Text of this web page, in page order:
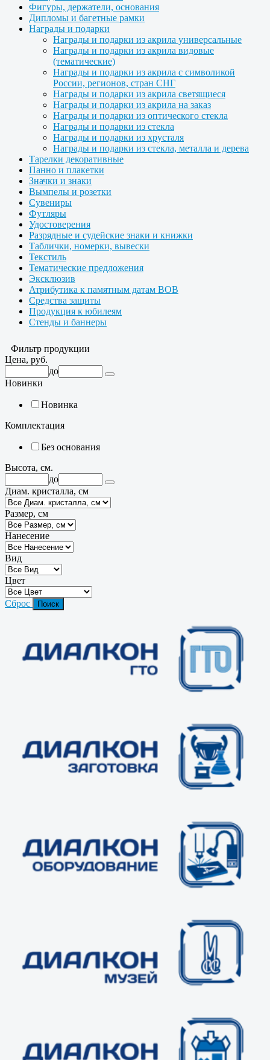
Фигуры, держатели, основания
Дипломы и багетные рамки
Награды и подарки
Награды и подарки из акрила универсальные
Награды и подарки из акрила видовые
(тематические)
Награды и подарки из акрила с символикой
России, регионов, стран СНГ
Награды и подарки из акрила светящиеся
Награды и подарки из акрила на заказ
Награды и подарки из оптического стекла
Награды и подарки из стекла
Награды и подарки из хрусталя
Награды и подарки из стекла, металла и дерева
Тарелки декоративные
Панно и плакетки
Значки и знаки
Вымпелы и розетки
Сувениры
Футляры
Удостоверения
Разрядные и судейские знаки и книжки
Таблички, номерки, вывески
Текстиль
Тематические предложения
Эксклюзив
Атрибутика к памятным датам ВОВ
Средства защиты
Продукция к юбилеям
Стенды и баннеры
Фильтр продукции
Цена, руб.
до
Новинки
Новинка
Комплектация
Без основания
Высота, см.
до
Диам. кристалла, см
Размер, см
Нанесение
Вид
Цвет
Сброс